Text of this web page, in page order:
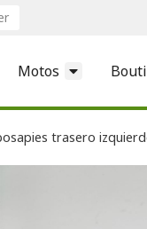
Motos
trasero